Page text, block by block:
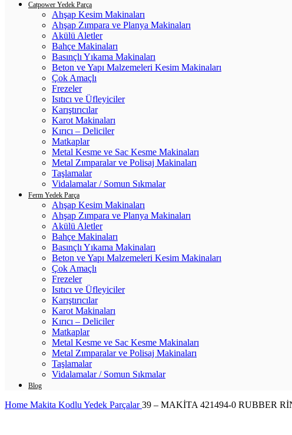
Catpower Yedek Parça
Ahşap Kesim Makinaları
Ahşap Zımpara ve Planya Makinaları
Akülü Aletler
Bahçe Makinaları
Basınçlı Yıkama Makinaları
Beton ve Yapı Malzemeleri Kesim Makinaları
Çok Amaçlı
Frezeler
Isıtıcı ve Üfleyiciler
Karıştırıcılar
Karot Makinaları
Kırıcı – Deliciler
Matkaplar
Metal Kesme ve Sac Kesme Makinaları
Metal Zımparalar ve Polisaj Makinaları
Taşlamalar
Vidalamalar / Somun Sıkmalar
Ferm Yedek Parça
Ahşap Kesim Makinaları
Ahşap Zımpara ve Planya Makinaları
Akülü Aletler
Bahçe Makinaları
Basınçlı Yıkama Makinaları
Beton ve Yapı Malzemeleri Kesim Makinaları
Çok Amaçlı
Frezeler
Isıtıcı ve Üfleyiciler
Karıştırıcılar
Karot Makinaları
Kırıcı – Deliciler
Matkaplar
Metal Kesme ve Sac Kesme Makinaları
Metal Zımparalar ve Polisaj Makinaları
Taşlamalar
Vidalamalar / Somun Sıkmalar
Blog
Home Makita Kodlu Yedek Parçalar39 – MAKİTA 421494-0 RUBBER